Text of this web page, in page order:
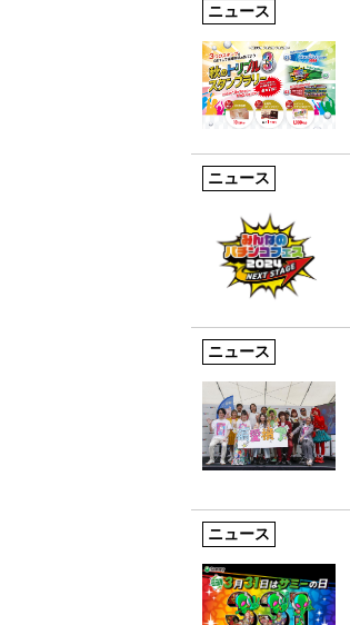
ニュース
ニュース
ニュース
ニュース